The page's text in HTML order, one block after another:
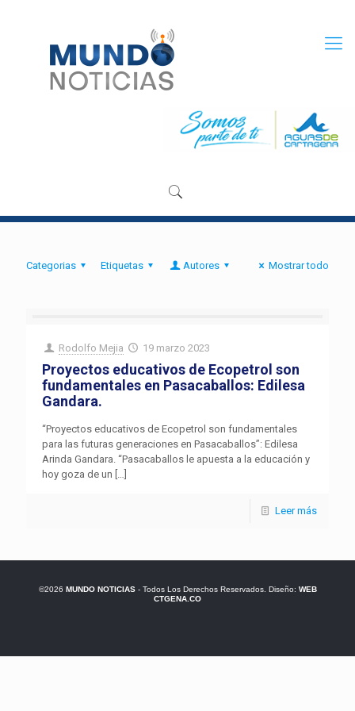
Categorias Etiquetas Autores Mostrar todo
Rodolfo Mejia 19 marzo 2023
Proyectos educativos de Ecopetrol son
fundamentales en Pasacaballos: Edilesa
Gandara.
“Proyectos educativos de Ecopetrol son fundamentales
para las futuras generaciones en Pasacaballos”: Edilesa
Arinda Gandara. “Pasacaballos le apuesta a la educación y
hoy goza de un […]
Leer más
©2026 MUNDO NOTICIAS- Todos Los Derechos Reservados. Diseño: WEB
CTGENA.CO